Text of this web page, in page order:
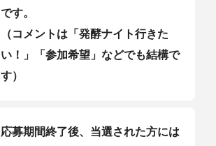
です。
（コメントは「発酵ナイト行きた
い！」「参加希望」などでも結構で
す）
応募期間終了後、当選された方には